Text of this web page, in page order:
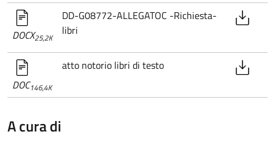
DOCX25,2K
DD-G08772-ALLEGATOC -Richiesta-
libri
DOC146,4K
atto notorio libri di testo
A cura di